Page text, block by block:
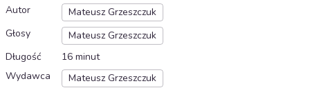
Autor
Mateusz Grzeszczuk
Głosy
Mateusz Grzeszczuk
Długość
16 minut
Wydawca
Mateusz Grzeszczuk